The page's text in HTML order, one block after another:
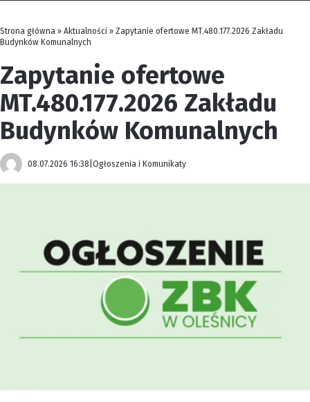
Strona główna » Aktualności » Zapytanie ofertowe MT.480.177.2026 Zakładu
Budynków Komunalnych
Zapytanie ofertowe
MT.480.177.2026 Zakładu
Budynków Komunalnych
08.07.2026 16:38 Ogłoszenia i Komunikaty